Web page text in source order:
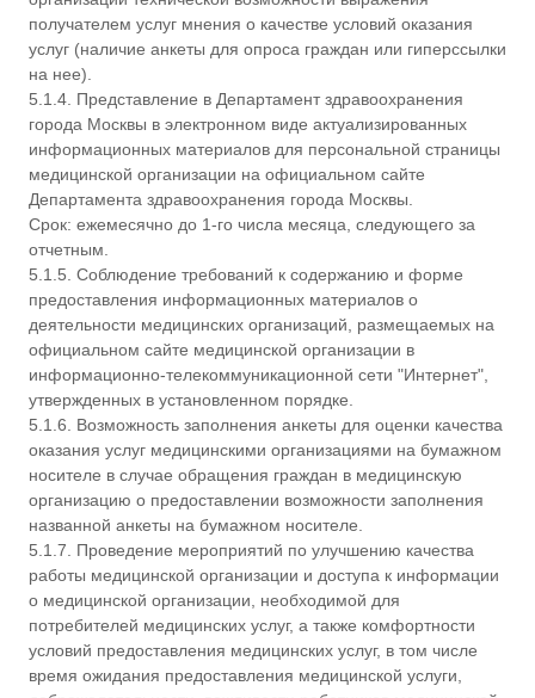
получателем услуг мнения о качестве условий оказания
услуг (наличие анкеты для опроса граждан или гиперссылки
на нее).
5.1.4. Представление в Департамент здравоохранения
города Москвы в электронном виде актуализированных
информационных материалов для персональной страницы
медицинской организации на официальном сайте
Департамента здравоохранения города Москвы.
Срок: ежемесячно до 1-го числа месяца, следующего за
отчетным.
5.1.5. Соблюдение требований к содержанию и форме
предоставления информационных материалов о
деятельности медицинских организаций, размещаемых на
официальном сайте медицинской организации в
информационно-телекоммуникационной сети "Интернет",
утвержденных в установленном порядке.
5.1.6. Возможность заполнения анкеты для оценки качества
оказания услуг медицинскими организациями на бумажном
носителе в случае обращения граждан в медицинскую
организацию о предоставлении возможности заполнения
названной анкеты на бумажном носителе.
5.1.7. Проведение мероприятий по улучшению качества
работы медицинской организации и доступа к информации
о медицинской организации, необходимой для
потребителей медицинских услуг, а также комфортности
условий предоставления медицинских услуг, в том числе
время ожидания предоставления медицинской услуги,